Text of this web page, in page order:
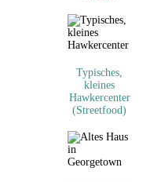
Typisches,
kleines
Hawkercenter
(Streetfood)